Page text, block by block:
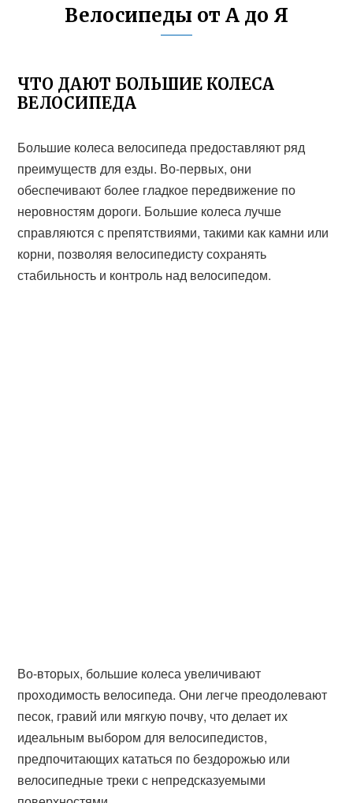
Велосипеды от А до Я
ЧТО ДАЮТ БОЛЬШИЕ КОЛЕСА
ВЕЛОСИПЕДА
Большие колеса велосипеда предоставляют ряд
преимуществ для езды. Во-первых, они
обеспечивают более гладкое передвижение по
неровностям дороги. Большие колеса лучше
справляются с препятствиями, такими как камни или
корни, позволяя велосипедисту сохранять
стабильность и контроль над велосипедом.
Во-вторых, большие колеса увеличивают
проходимость велосипеда. Они легче преодолевают
песок, гравий или мягкую почву, что делает их
идеальным выбором для велосипедистов,
предпочитающих кататься по бездорожью или
велосипедные треки с непредсказуемыми